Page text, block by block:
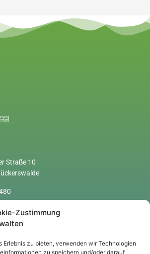
Zustimmung
Erlebnis zu bieten, verwenden wir Technologien
zu speichern und/oder darauf
Straße 10